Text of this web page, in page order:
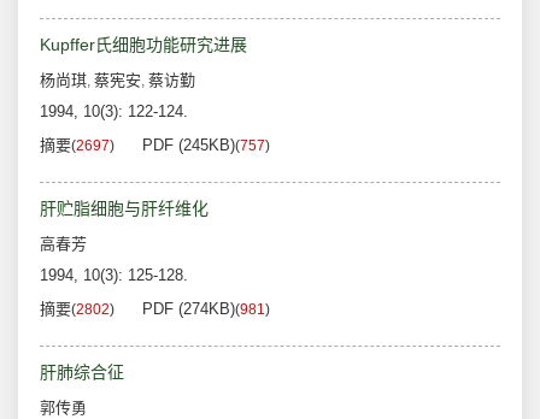
Kupffer氏细胞功能研究进展
杨尚琪, 蔡宪安, 蔡访勤
1994, 10(3): 122-124.
摘要(2697) PDF (245KB)(757)
肝贮脂细胞与肝纤维化
高春芳
1994, 10(3): 125-128.
摘要(2802) PDF (274KB)(981)
肝肺综合征
郭传勇